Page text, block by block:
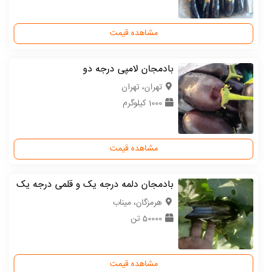
مشاهده قیمت
بادمجان لامپی درجه دو
تهران، تهران
1000 کیلوگرم
مشاهده قیمت
بادمجان دلمه درجه یک و قلمی درجه یک
هرمزگان، میناب
50000 تن
مشاهده قیمت